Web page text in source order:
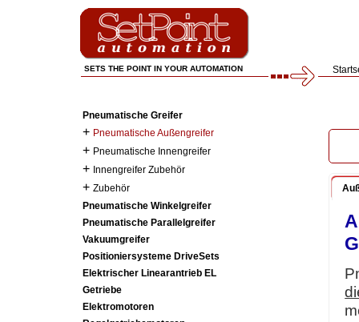
SETS THE POINT IN YOUR AUTOMATION
Pneumatische Greifer
+ Pneumatische Außengreifer
+ Pneumatische Innengreifer
+ Innengreifer Zubehör
+ Zubehör
Pneumatische Winkelgreifer
Pneumatische Parallelgreifer
Vakuumgreifer
Positioniersysteme DriveSets
Elektrischer Linearantrieb EL
Getriebe
Elektromotoren